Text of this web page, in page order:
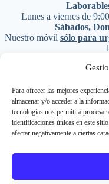
Para ofrecer las mejores
almacenar y/o acceder a la
tecnologías nos permitirá
identificaciones únicas en este
afectar negativamente a ciertas
Lunes a viernes de
Sábados,
Nuestro móvil sólo para